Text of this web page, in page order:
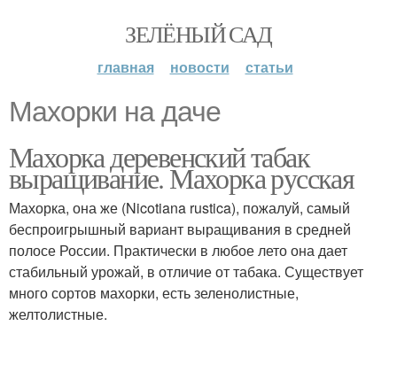
ЗЕЛЁНЫЙ САД
главная новости статьи
Махорки на даче
Махорка деревенский табак
выращивание. Махорка русская
Махорка, она же (Nicotiana rustica), пожалуй, самый
беспроигрышный вариант выращивания в средней
полосе России. Практически в любое лето она дает
стабильный урожай, в отличие от табака. Существует
много сортов махорки, есть зеленолистные,
желтолистные.